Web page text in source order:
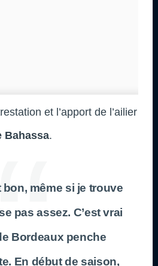
et l’apport de l’ailier
Bahassa.
bon, même si je trouve
pas assez. C’est vrai
Bordeaux penche
En début de saison,